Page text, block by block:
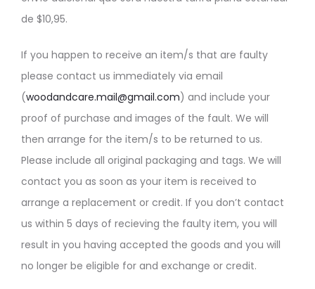
de $10,95.
If you happen to receive an item/s that are faulty
please contact us immediately via email
(woodandcare.mail@gmail.com) and include your
proof of purchase and images of the fault. We will
then arrange for the item/s to be returned to us.
Please include all original packaging and tags. We will
contact you as soon as your item is received to
arrange a replacement or credit. If you don’t contact
us within 5 days of recieving the faulty item, you will
result in you having accepted the goods and you will
no longer be eligible for and exchange or credit.